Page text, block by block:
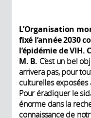
L’Organisation
fixé l’année 2030
l’épidémie de
M. B. C’est un bel
arrivera pas, pour
culturelles
Pour éradiquer le
énorme dans la
connaissance de